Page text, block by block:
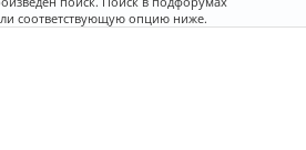
соответствующую опцию ниже.